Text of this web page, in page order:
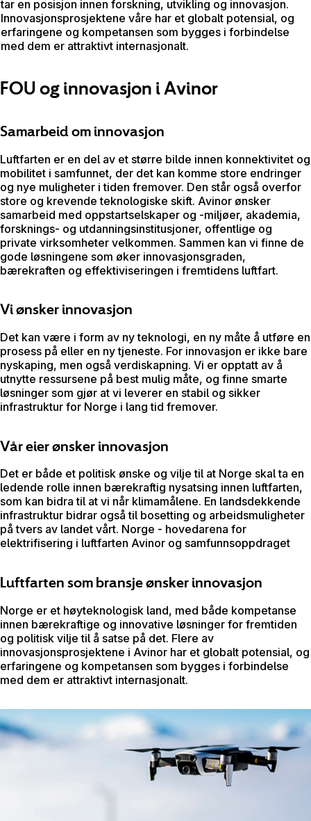
tar en posisjon innen forskning, utvikling og innovasjon.
Innovasjonsprosjektene våre har et globalt potensial, og
erfaringene og kompetansen som bygges i forbindelse
med dem er attraktivt internasjonalt.
FOU og innovasjon i Avinor
Samarbeid om innovasjon
Luftfarten er en del av et større bilde innen konnektivitet og
mobilitet i samfunnet, der det kan komme store endringer
og nye muligheter i tiden fremover. Den står også overfor
store og krevende teknologiske skift. Avinor ønsker
samarbeid med oppstartselskaper og -miljøer, akademia,
forsknings- og utdanningsinstitusjoner, offentlige og
private virksomheter velkommen. Sammen kan vi finne de
gode løsningene som øker innovasjonsgraden,
bærekraften og effektiviseringen i fremtidens luftfart.
Vi ønsker innovasjon
Det kan være i form av ny teknologi, en ny måte å utføre en
prosess på eller en ny tjeneste. For innovasjon er ikke bare
nyskaping, men også verdiskapning. Vi er opptatt av å
utnytte ressursene på best mulig måte, og finne smarte
løsninger som gjør at vi leverer en stabil og sikker
infrastruktur for Norge i lang tid fremover.
Vår eier ønsker innovasjon
Det er både et politisk ønske og vilje til at Norge skal ta en
ledende rolle innen bærekraftig nysatsing innen luftfarten,
som kan bidra til at vi når klimamålene. En landsdekkende
infrastruktur bidrar også til bosetting og arbeidsmuligheter
på tvers av landet vårt. Norge - hovedarena for
elektrifisering i luftfarten Avinor og samfunnsoppdraget
Luftfarten som bransje ønsker innovasjon
Norge er et høyteknologisk land, med både kompetanse
innen bærekraftige og innovative løsninger for fremtiden
og politisk vilje til å satse på det. Flere av
innovasjonsprosjektene i Avinor har et globalt potensial, og
erfaringene og kompetansen som bygges i forbindelse
med dem er attraktivt internasjonalt.